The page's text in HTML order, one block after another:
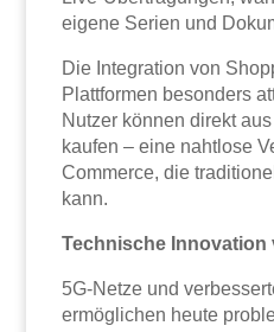
eigene Serien und
Die Integration von
Plattformen besonders
Nutzer können direkt
kaufen – eine nahtlose
Commerce, die
kann.
Technische Innovation
5G-Netze und
ermöglichen heute